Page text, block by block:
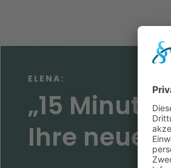
ELENA:
„15
Ihre neue